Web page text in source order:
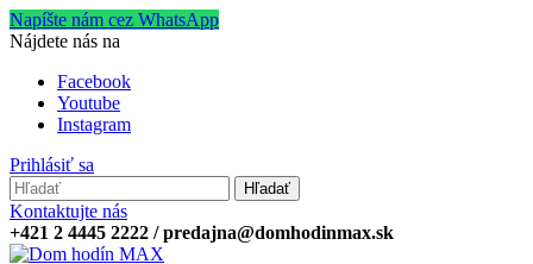
Napíšte nám cez WhatsApp
Nájdete nás na
Facebook
Youtube
Instagram
Prihlásiť sa
Hľadať
Kontaktujte nás
+421 2 4445 2222 / predajna@domhodinmax.sk